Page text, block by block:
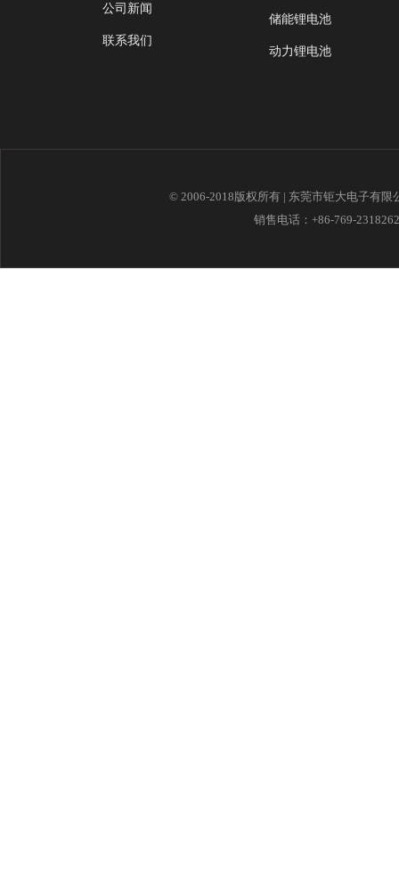
公司新闻
联系我们
储能锂电池
动力锂电池
© 2006-2018版权所有 | 东莞市钜大电子有
销售电话：+86-769-